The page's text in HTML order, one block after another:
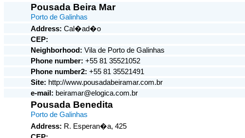
Pousada Beira Mar
Porto de Galinhas
Address: Cal�ad�o
CEP:
Neighborhood: Vila de Porto de Galinhas
Phone number: +55 81 35521052
Phone number2: +55 81 35521491
Site: http://www.pousadabeiramar.com.br
e-mail: beiramar@elogica.com.br
Pousada Benedita
Porto de Galinhas
Address: R. Esperan�a, 425